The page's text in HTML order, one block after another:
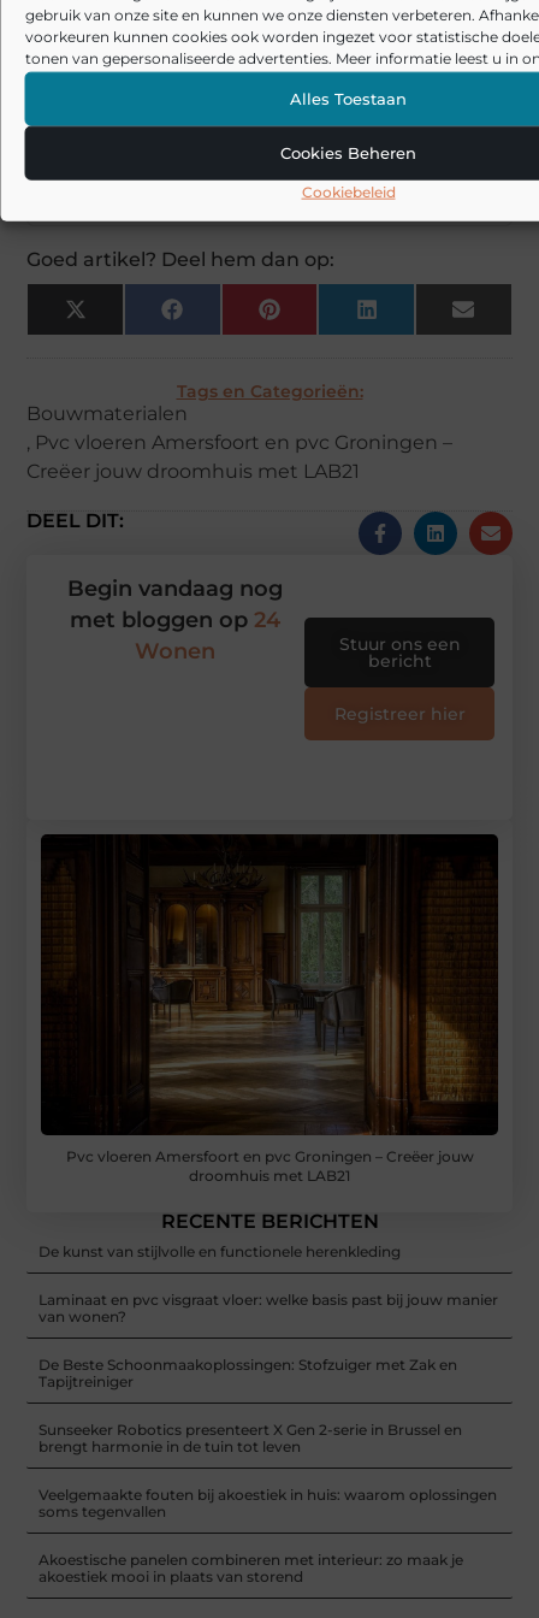
gebruik van onze site en kunnen we onze diensten verbeteren.
voorkeuren kunnen cookies ook worden ingezet voor statistische
tonen van gepersonaliseerde advertenties. Meer informatie leest u in
Alles Toestaan
Cookies Beheren
Cookiebeleid
LAB21?
Hoe onderhoud ik mijn pvc vloer?
Kan ik mijn pvc vloer in LAB21
Goed artikel? Deel hem dan op:
X
(Twitter)
FacebookPinterestLinkedIn Email
Tags en Categorieën:
Bouwmaterialen
, Pvc vloeren Amersfoort en pvc Groningen –
Creëer jouw droomhuis met LAB21
DEEL DIT:
Pvc vloeren Amersfoort en pvc Groningen – Creëer jouw
droomhuis met LAB21
RECENTE BERICHTEN
De kunst van stijlvolle en functionele herenkleding
Laminaat en pvc visgraat vloer: welke basis past bij jouw manier
van wonen?
De Beste Schoonmaakoplossingen: Stofzuiger met Zak en
Tapijtreiniger
Sunseeker Robotics presenteert X Gen 2-serie in Brussel en
brengt harmonie in de tuin tot leven
Veelgemaakte fouten bij akoestiek in huis: waarom oplossingen
soms tegenvallen
Akoestische panelen combineren met interieur: zo maak je
akoestiek mooi in plaats van storend
Begin vandaag nog
met bloggen op 24
Wonen
Stuur ons een
bericht
Registreer hier